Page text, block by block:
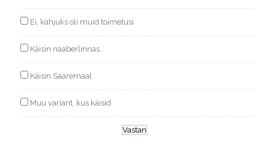
Ei, kahjuks oli muid toimetusi
Käisin naaberlinnas
Käisin Saaremaal
Muu variant, kus käisid